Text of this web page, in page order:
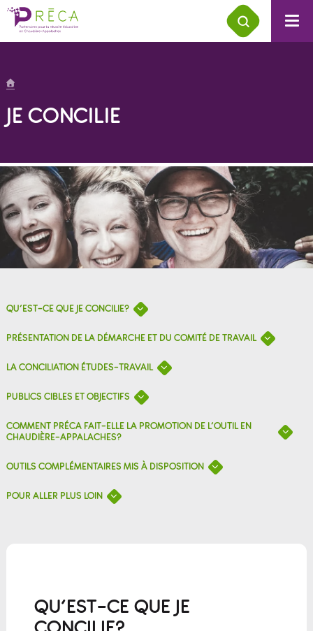
JE CONCILIE
QU’EST-CE QUE JE CONCILIE?
PRÉSENTATION DE LA DÉMARCHE ET DU COMITÉ DE TRAVAIL
LA CONCILIATION ÉTUDES-TRAVAIL
PUBLICS CIBLES ET OBJECTIFS
COMMENT PRÉCA FAIT-ELLE LA PROMOTION DE L’OUTIL EN
CHAUDIÈRE-APPALACHES?
OUTILS COMPLÉMENTAIRES MIS À DISPOSITION
POUR ALLER PLUS LOIN
QU’EST-CE QUE JE